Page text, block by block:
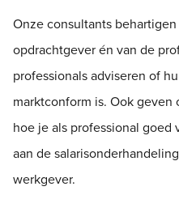
Onze consultants
opdrachtgever én van de
professionals adviseren of
marktconform is. Ook
hoe je als professional
aan de
werkgever.